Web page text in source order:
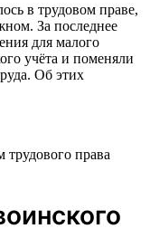
в трудовом праве,
За последнее
для малого
учёта и поменяли
Об этих
трудового права